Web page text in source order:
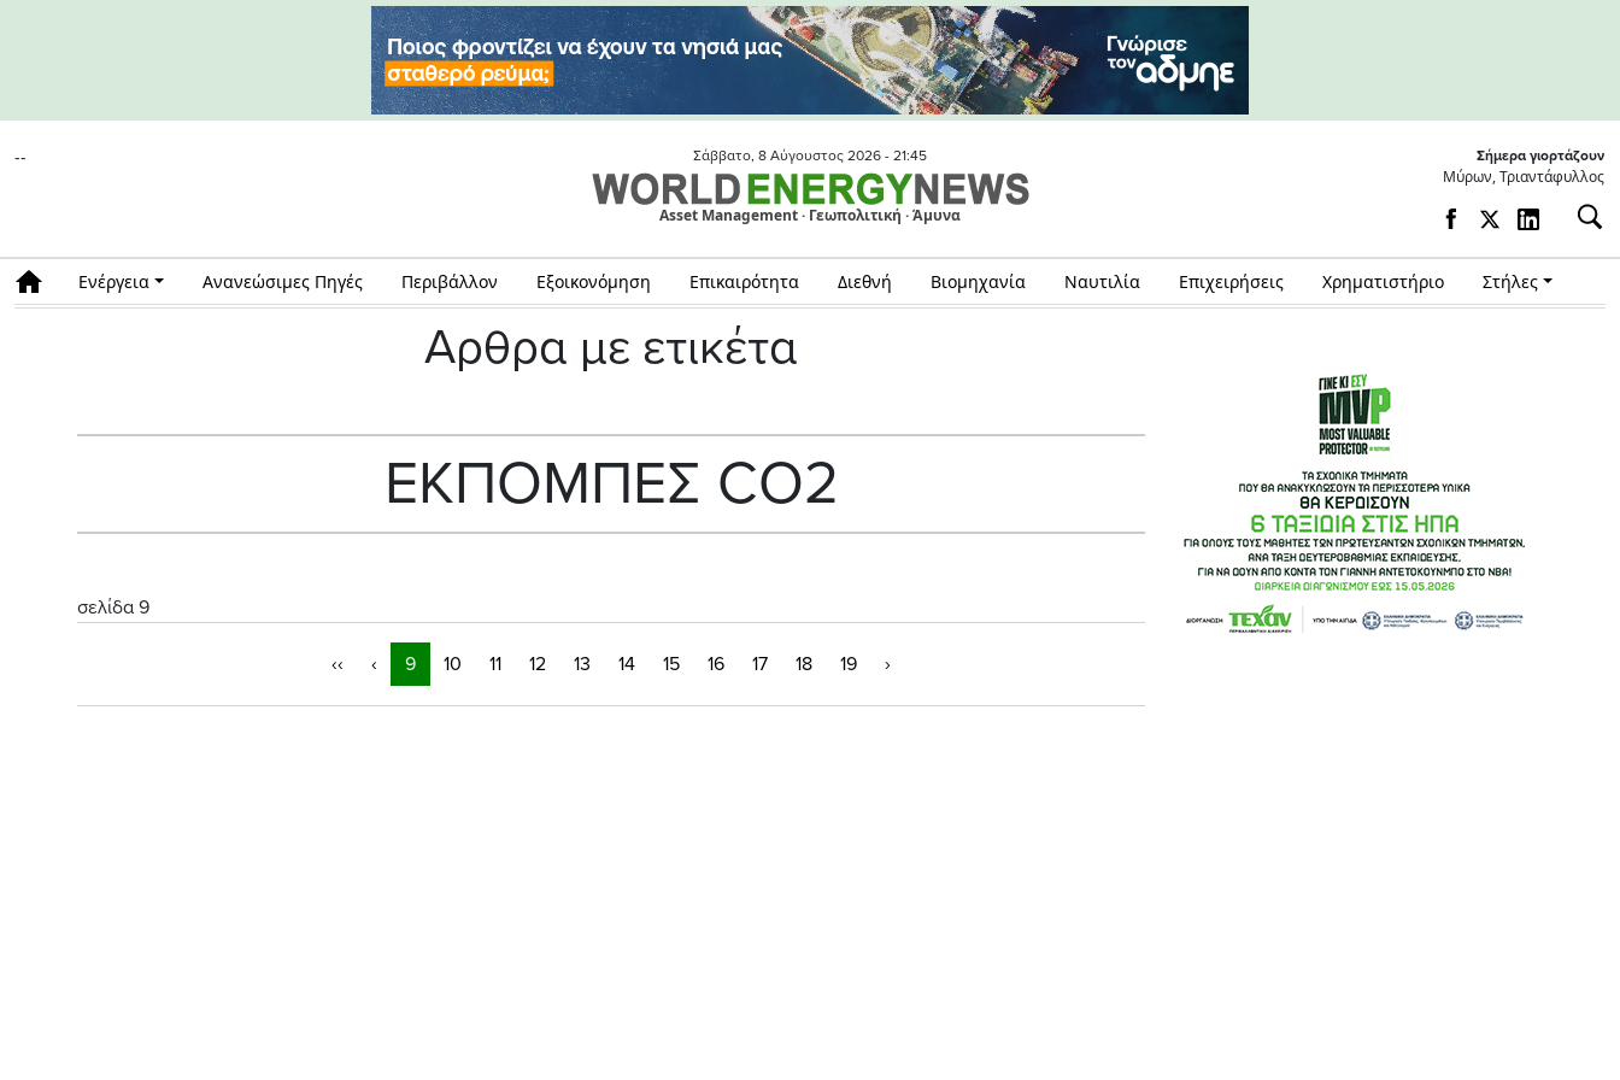
-- Σάββατο, 8 Αύγουστος 2026 - 21:45
Asset Management · Γεωπολιτική · Άμυνα
Σήμερα γιορτάζουν
Μύρων, Τριαντάφυλλος
Ενέργεια Ανανεώσιμες Πηγές Περιβάλλον Εξοικονόμηση Επικαιρότητα Διεθνή Βιομηχανία Ναυτιλία Επιχειρήσεις Χρηματιστήριο Στήλες
Αρθρα με ετικέτα
ΕΚΠΟΜΠΕΣ CO2
σελίδα 9
‹‹ ‹ 9 10 11 12 13 14 15 16 17 18 19 ›